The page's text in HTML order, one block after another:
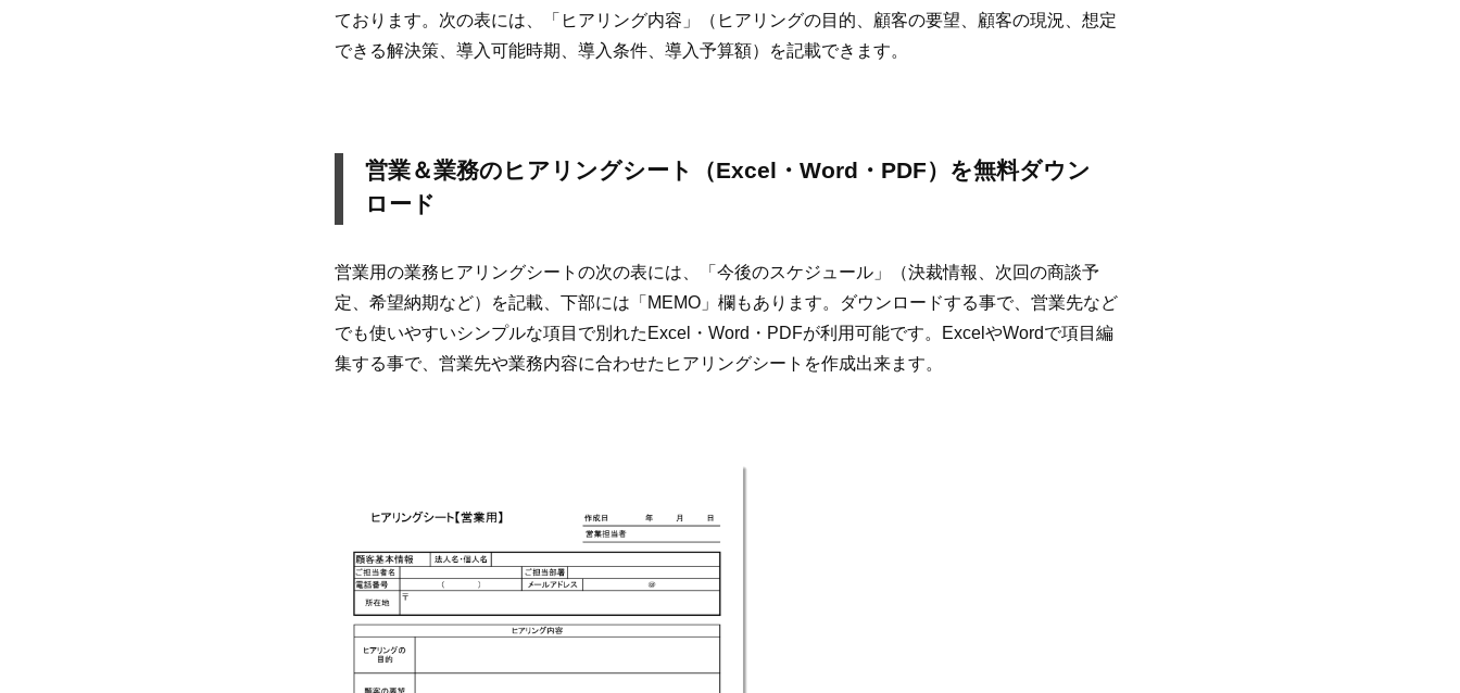
ております。次の表には、「ヒアリング内容」（ヒアリングの目的、顧客の要望、顧客の現況、想定
できる解決策、導入可能時期、導入条件、導入予算額）を記載できます。
営業＆業務のヒアリングシート（Excel・Word・PDF）を無料ダウン
ロード
営業用の業務ヒアリングシートの次の表には、「今後のスケジュール」（決裁情報、次回の商談予
定、希望納期など）を記載、下部には「MEMO」欄もあります。ダウンロードする事で、営業先など
でも使いやすいシンプルな項目で別れたExcel・Word・PDFが利用可能です。ExcelやWordで項目編
集する事で、営業先や業務内容に合わせたヒアリングシートを作成出来ます。